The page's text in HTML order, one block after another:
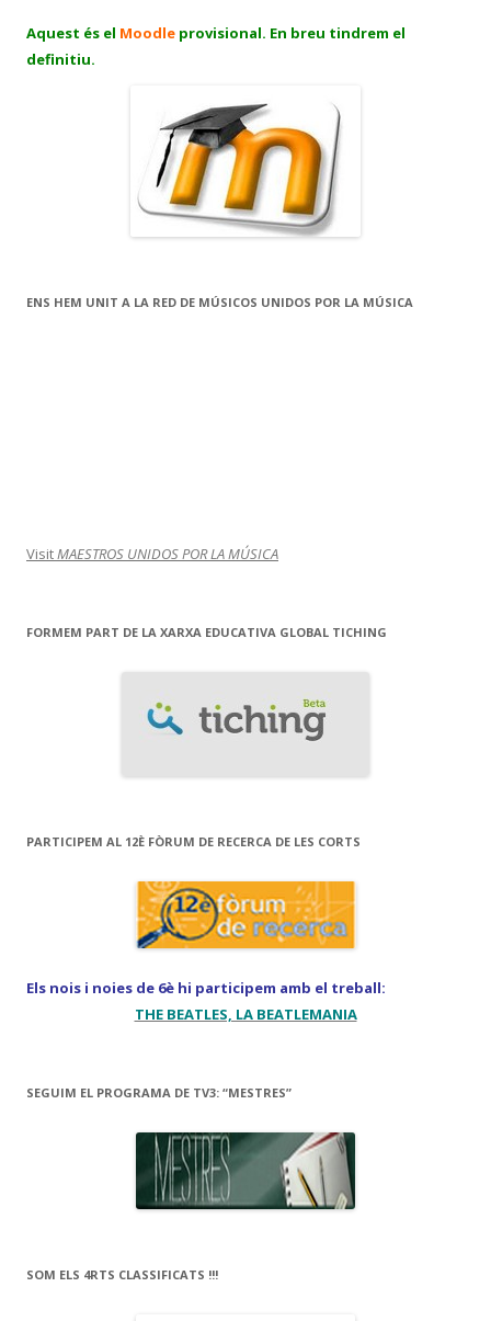
Aquest és el Moodle provisional. En breu tindrem el
definitiu.
ENS HEM UNIT A LA RED DE MÚSICOS UNIDOS POR LA MÚSICA
VisitMAESTROS UNIDOS POR LA MÚSICA
FORMEM PART DE LA XARXA EDUCATIVA GLOBAL TICHING
PARTICIPEM AL 12È FÒRUM DE RECERCA DE LES CORTS
Els nois i noies de 6è hi participem amb el treball:
THE BEATLES, LA BEATLEMANIA
SEGUIM EL PROGRAMA DE TV3: “MESTRES”
SOM ELS 4RTS CLASSIFICATS !!!